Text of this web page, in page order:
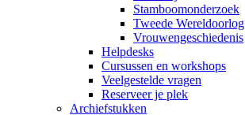
Stamboomonderzoek
Tweede Wereldoorlog
Vrouwengeschiedenis
Helpdesks
Cursussen en workshops
Veelgestelde vragen
Reserveer je plek
Archiefstukken